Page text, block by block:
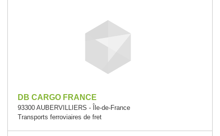
DB CARGO FRANCE
93300 AUBERVILLIERS - Île-de-France
Transports ferroviaires de fret